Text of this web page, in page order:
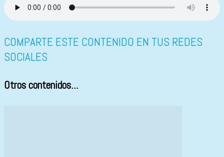
COMPARTE ESTE CONTENIDO EN TUS REDES
SOCIALES
Otros contenidos...